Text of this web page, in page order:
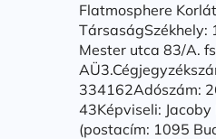
Flatmosphere
TársaságSzékhely:
Mester utca 83/A.
334162Adószám:
43Képviseli:
(postacím: 1095